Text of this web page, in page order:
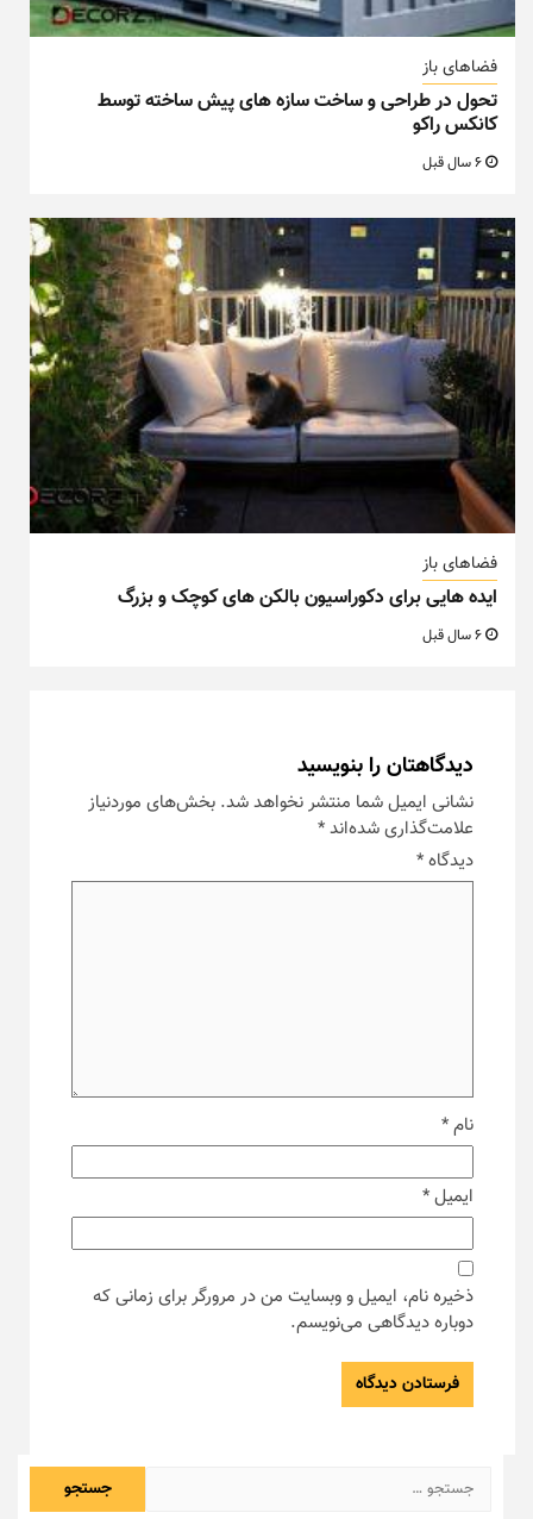
فضاهای باز
تحول در طراحی و ساخت سازه های پیش ساخته توسط
کانکس راکو
فضاهای باز
ایده هایی برای دکوراسیون بالکن های کوچک و بزرگ
دیدگاهتان را بنویسید
نشانی ایمیل شما منتشر نخواهد شد. بخش‌های موردنیاز
علامت‌گذاری شده‌اند*
دیدگاه*
نام*
ایمیل*
ذخیره نام، ایمیل و وبسایت من در مرورگر برای زمانی که
دوباره دیدگاهی می‌نویسم.
جستجو
برای: